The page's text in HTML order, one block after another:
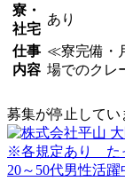
寮・
社宅
あり
仕事
内容
≪寮完備・
場でのクレ
募集が停止してい